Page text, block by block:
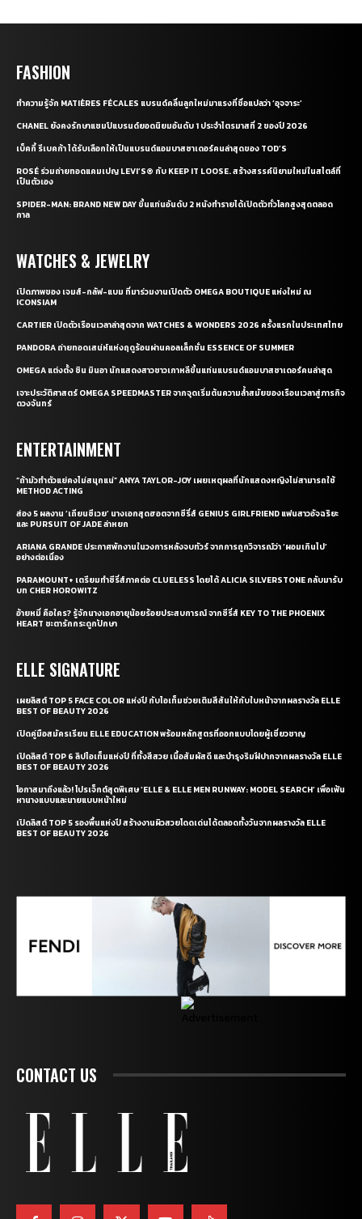
FASHION
ทำความรู้จัก MATIÈRES FÉCALES แบรนด์คลื่นลูกใหม่มาแรงที่ชื่อแปลว่า ‘อุจจาระ’
CHANEL ยังคงรักษาแชมป์แบรนด์ยอดนิยมอันดับ 1 ประจำไตรมาสที่ 2 ของปี 2026
เบ็คกี้ รีเบคก้า ได้รับเลือกให้เป็นแบรนด์แอมบาสซาเดอร์คนล่าสุดของ TOD’S
ROSÉ ร่วมถ่ายทอดแคมเปญ LEVI’S® กับ KEEP IT LOOSE. สร้างสรรค์นิยามใหม่ในสไตล์ที่
เป็นตัวเอง
SPIDER-MAN: BRAND NEW DAY ขึ้นแท่นอันดับ 2 หนังทำรายได้เปิดตัวทั่วโลกสูงสุดตลอด
กาล
WATCHES & JEWELRY
เปิดภาพของ เจมส์-กลัฟ-แบม ที่มาร่วมงานเปิดตัว OMEGA BOUTIQUE แห่งใหม่ ณ
ICONSIAM
CARTIER เปิดตัวเรือนเวลาล่าสุดจาก WATCHES & WONDERS 2026 ครั้งแรกในประเทศไทย
PANDORA ถ่ายทอดเสน่ห์แห่งฤดูร้อนผ่านคอลเล็กชั่น ESSENCE OF SUMMER
OMEGA แต่งตั้ง ชิน มินอา นักแสดงสาวชาวเกาหลีขึ้นแท่นแบรนด์แอมบาสซาเดอร์คนล่าสุด
เจาะประวัติศาสตร์ OMEGA SPEEDMASTER จากจุดเริ่มต้นความล้ำสมัยของเรือนเวลาสู่ภารกิจ
ดวงจันทร์
ENTERTAINMENT
“ถ้ามัวทำตัวแย่คงไม่สนุกแน่” ANYA TAYLOR-JOY เผยเหตุผลที่นักแสดงหญิงไม่สามารถใช้
METHOD ACTING
ส่อง 5 ผลงาน ‘เถียนซีเวย’ นางเอกสุดฮอตจากซีรี่ส์ GENIUS GIRLFRIEND แฟนสาวอัจฉริยะ
และ PURSUIT OF JADE ล่าหยก
ARIANA GRANDE ประกาศพักงานในวงการหลังจบทัวร์ จากการถูกวิจารณ์ว่า ‘ผอมเกินไป’
อย่างต่อเนื่อง
PARAMOUNT+ เตรียมทำซีรี่ส์ภาคต่อ CLUELESS โดยได้ ALICIA SILVERSTONE กลับมารับ
บท CHER HOROWITZ
อ้ายหมี่ คือใคร? รู้จักนางเอกอายุน้อยร้อยประสบการณ์ จากซีรี่ส์ KEY TO THE PHOENIX
HEART ชะตารักกระดูกปักษา
ELLE SIGNATURE
เผยลิสต์ TOP 5 FACE COLOR แห่งปี กับไอเท็มช่วยเติมสีสันให้กับใบหน้าจากผลรางวัล ELLE
BEST OF BEAUTY 2026
เปิดคู่มือสมัครเรียน ELLE EDUCATION พร้อมหลักสูตรที่ออกแบบโดยผู้เชี่ยวชาญ
เปิดลิสต์ TOP 6 ลิปไอเท็มแห่งปี ที่ทั้งสีสวย เนื้อสัมผัสดี และบำรุงริมฝีปากจากผลรางวัล ELLE
BEST OF BEAUTY 2026
โอกาสมาถึงแล้ว! โปรเจ็กต์สุดพิเศษ ‘ELLE & ELLE MEN RUNWAY: MODEL SEARCH’ เพื่อเฟ้น
หานางแบบและนายแบบหน้าใหม่
เปิดลิสต์ TOP 5 รองพื้นแห่งปี สร้างงานผิวสวยโดดเด่นได้ตลอดทั้งวันจากผลรางวัล ELLE
BEST OF BEAUTY 2026
CONTACT US